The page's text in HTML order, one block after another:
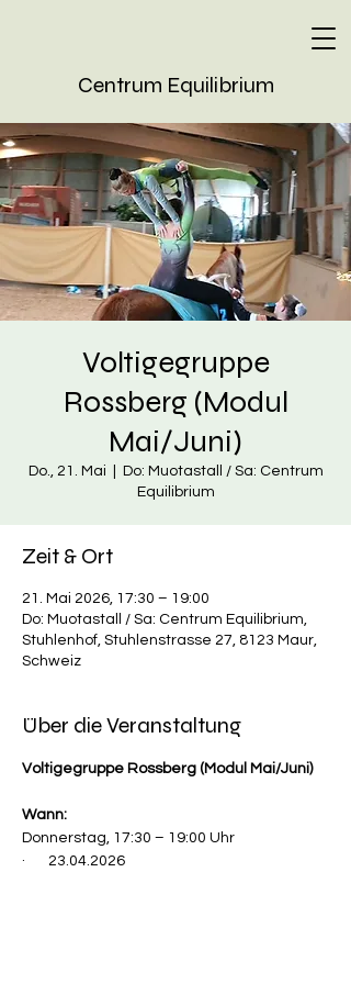
Centrum Equilibrium
Voltigegruppe
Rossberg (Modul
Mai/Juni)
Do., 21. Mai
Do: Muotastall / Sa: Centrum
Equilibrium
Zeit & Ort
21. Mai 2026, 17:30 – 19:00
Do: Muotastall / Sa: Centrum Equilibrium,
Stuhlenhof, Stuhlenstrasse 27, 8123 Maur,
Schweiz
Über die Veranstaltung
Voltigegruppe Rossberg (Modul Mai/Juni)
Wann:
Donnerstag, 17:30 – 19:00 Uhr
·       23.04.2026